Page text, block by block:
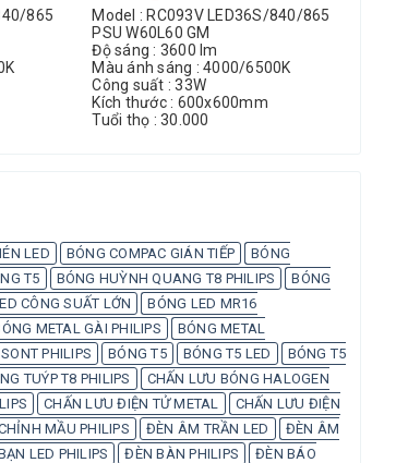
865
Model : RC093V LED36S/840/865
PSU W60L60 GM
Độ sáng : 3600 lm
Màu ánh sáng : 4000/6500K
Công suất : 33W
Kích thước : 600x600mm
Tuổi thọ : 30.000
LED BÓNG COMPAC GIÁN TIẾP
BÓNG
T5 BÓNG HUỲNH QUANG T8 PHILIPS
BÓNG
CÔNG SUẤT LỚN
BÓNG LED MR16
METAL GÀI PHILIPS
BÓNG METAL
PHILIPS BÓNG T5 BÓNG T5 LED
BÓNG T5
TUÝP T8 PHILIPS
CHẤN LƯU BÓNG HALOGEN
CHẤN LƯU ĐIỆN TỬ METAL
CHẤN LƯU ĐIỆN
MẦU PHILIPS ĐÈN ÂM TRẦN LED
ĐÈN ÂM
LED PHILIPS ĐÈN BÀN PHILIPS
ĐÈN BÁO